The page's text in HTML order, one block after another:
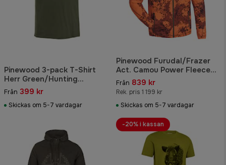
Pinewood 3-pack T-Shirt
Herr Green/Hunting
Brown/Khaki
Från 399 kr
Skickas om 5-7 vardagar
Pinewood Furudal/Frazer
Act. Camou Power Fleece
Herr Strata Blaze
Från 839 kr
Rek. pris 1 199 kr
Skickas om 5-7 vardagar
-20% i kassan